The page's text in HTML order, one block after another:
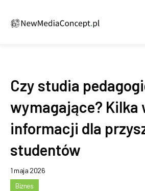
Czy studia
wymagające? Kilka
informacji dla
studentów
1 maja 2026
Biznes